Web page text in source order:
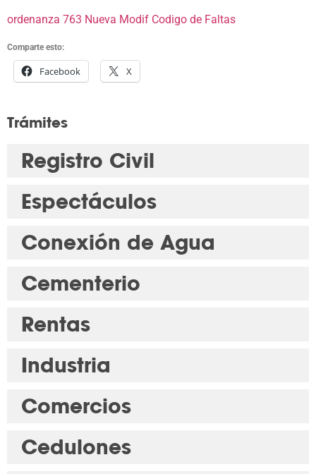
ordenanza 763 Nueva Modif Codigo de Faltas
Comparte esto:
Facebook X
Trámites
Registro Civil
Espectáculos
Conexión de Agua
Cementerio
Rentas
Industria
Comercios
Cedulones